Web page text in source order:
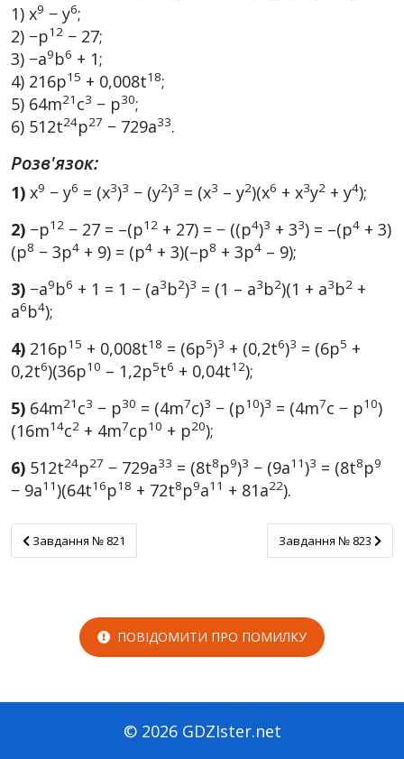
1) x9 − y6;
2) −p12 − 27;
3) −a9b6 + 1;
4) 216p15 + 0,008t18;
5) 64m21 c3 − p30;
6) 512t24p27 − 729a33.
Розв'язок:
1) x9 − y6 = (x3)3 − (y2)3 = (x3 – y2)(x6 + x3y2 + y4);
2) −p12 − 27 = –(p12 + 27) = − ((p4)3 + 33) = –(p4 + 3)
(p8 − 3p4 + 9) = (p4 + 3)(–p8 + 3p4 – 9);
3) −a9b6 + 1 = 1 − (a3b2)3 = (1 – a3b2)(1 + a3b2 +
a6b4);
4) 216p15 + 0,008t18 = (6p5)3 + (0,2t6)3 = (6p5 +
0,2t6)(36p10 – 1,2p5t6 + 0,04t12);
5) 64m21 с3 − p30 = (4m7c)3 − (p10)3 = (4m7c − p10)
(16m14c2 + 4m7cp10 + p20);
6) 512t24p27 − 729a33 = (8t8p9)3 − (9a11)3 = (8t8p9
− 9a11)(64t16p18 + 72t8p9a11 + 81a22).
Завдання № 821
Завдання № 821 Завдання № 823
Завдання № 823
ПОВІДОМИТИ ПРО ПОМИЛКУ
© 2026 GDZIster.net